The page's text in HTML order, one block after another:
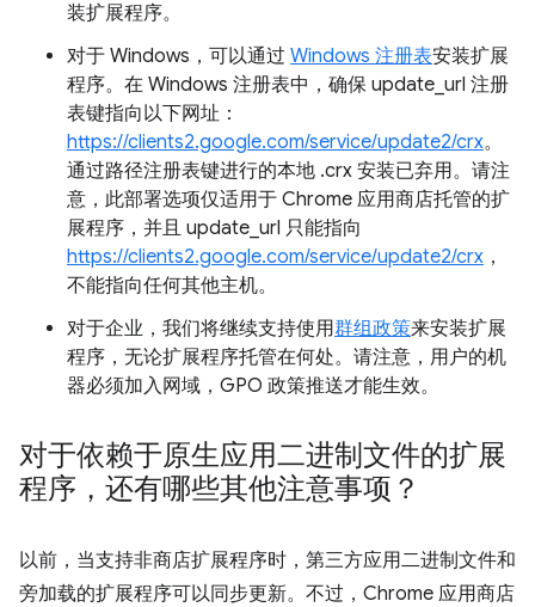
装扩展程序。
对于 Windows，可以通过 Windows 注册表安装扩展
程序。在 Windows 注册表中，确保 update_url 注册
表键指向以下网址：
https://clients2.google.com/service/update2/crx。
通过路径注册表键进行的本地 .crx 安装已弃用。请注
意，此部署选项仅适用于 Chrome 应用商店托管的扩
展程序，并且 update_url 只能指向
https://clients2.google.com/service/update2/crx ，
不能指向任何其他主机。
对于企业，我们将继续支持使用群组政策来安装扩展
程序，无论扩展程序托管在何处。请注意，用户的机
器必须加入网域，GPO 政策推送才能生效。
对于依赖于原生应用二进制文件的扩展
程序，还有哪些其他注意事项？
以前，当支持非商店扩展程序时，第三方应用二进制文件和
旁加载的扩展程序可以同步更新。不过，Chrome 应用商店